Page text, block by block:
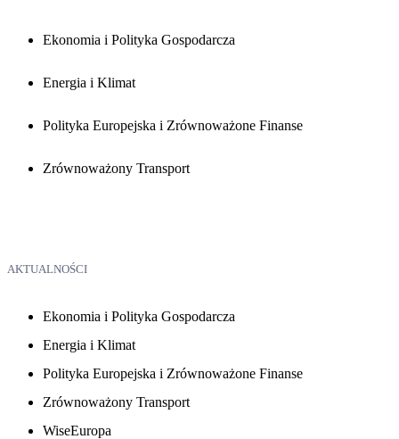
Ekonomia i Polityka Gospodarcza
Energia i Klimat
Polityka Europejska i Zrównoważone Finanse
Zrównoważony Transport
AKTUALNOŚCI
Ekonomia i Polityka Gospodarcza
Energia i Klimat
Polityka Europejska i Zrównoważone Finanse
Zrównoważony Transport
WiseEuropa